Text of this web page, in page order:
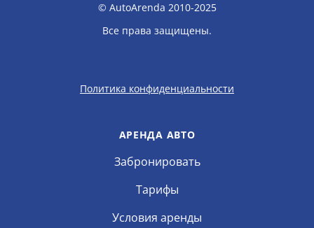
© AutoArenda 2010-2025
Все права защищены.
Политика конфиденциальности
АРЕНДА АВТО
Забронировать
Тарифы
Условия аренды